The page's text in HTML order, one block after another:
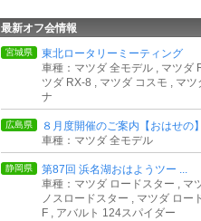
最新オフ会情報
宮城県
東北ロータリーミーティング
車種：マツダ 全モデル , マツダ
ツダ RX-8 , マツダ コスモ , マツ
ナ
広島県
８月度開催のご案内【おはせの】
車種：マツダ 全モデル
静岡県
第87回 浜名湖おはようツー ...
車種：マツダ ロードスター , マ
ノスロードスター , マツダ ロー
F , アバルト 124スパイダー